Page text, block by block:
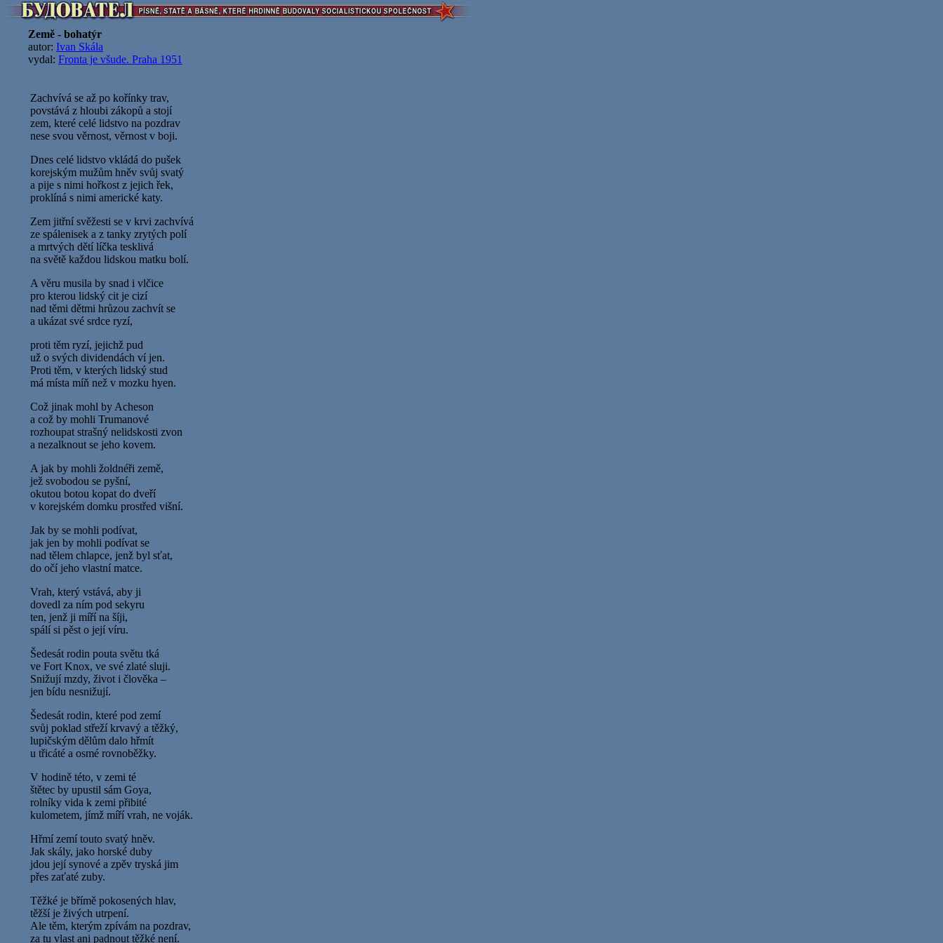
Země - bohatýr
autor: Ivan Skála
vydal: Fronta je všude. Praha 1951
Zachvívá se až po kořínky trav,
povstává z hloubi zákopů a stojí
zem, které celé lidstvo na pozdrav
nese svou věrnost, věrnost v boji.
Dnes celé lidstvo vkládá do pušek
korejským mužům hněv svůj svatý
a pije s nimi hořkost z jejich řek,
proklíná s nimi americké katy.
Zem jitřní svěžesti se v krvi zachvívá
ze spálenisek a z tanky zrytých polí
a mrtvých dětí líčka tesklivá
na světě každou lidskou matku bolí.
A věru musila by snad i vlčice
pro kterou lidský cit je cizí
nad těmi dětmi hrůzou zachvít se
a ukázat své srdce ryzí,
proti těm ryzí, jejichž pud
už o svých dividendách ví jen.
Proti těm, v kterých lidský stud
má místa míň než v mozku hyen.
Což jinak mohl by Acheson
a což by mohli Trumanové
rozhoupat strašný nelidskosti zvon
a nezalknout se jeho kovem.
A jak by mohli žoldnéři země,
jež svobodou se pyšní,
okutou botou kopat do dveří
v korejském domku prostřed višní.
Jak by se mohli podívat,
jak jen by mohli podívat se
nad tělem chlapce, jenž byl sťat,
do očí jeho vlastní matce.
Vrah, který vstává, aby ji
dovedl za ním pod sekyru
ten, jenž ji míří na šíji,
spálí si pěst o její víru.
Šedesát rodin pouta světu tká
ve Fort Knox, ve své zlaté sluji.
Snižují mzdy, život i člověka –
jen bídu nesnižují.
Šedesát rodin, které pod zemí
svůj poklad střeží krvavý a těžký,
lupičským dělům dalo hřmít
u třicáté a osmé rovnoběžky.
V hodině této, v zemi té
štětec by upustil sám Goya,
rolníky vida k zemi přibité
kulometem, jímž míří vrah, ne voják.
Hřmí zemí touto svatý hněv.
Jak skály, jako horské duby
jdou její synové a zpěv tryská jim
přes zaťaté zuby.
Těžké je břímě pokosených hlav,
těžší je živých utrpení.
Ale těm, kterým zpívám na pozdrav,
za tu vlast ani padnout těžké není.